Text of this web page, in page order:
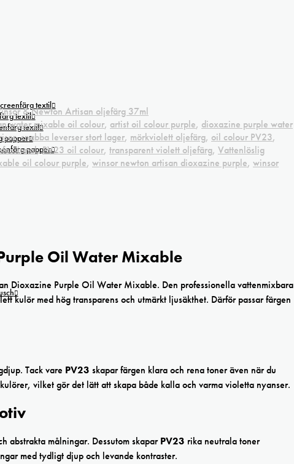
textil
textil
textil
papper
papper
& Newton Artisan oljefärg 37ml
water mixable oil colour, artist oil colour purple, dioxazine purple water
snabba leverser stort lager, mörkviolett oljefärg, oil colour PV23,
,PV23 oil colour, transparent violett oljefärg, Vattenlöslig
oil colour purple, winsor newton artisan dioxazine purple, winsor
Oil Water Mixable
Dioxazine Purple Oil Water Mixable. Den professionella vattenmixbara
kulör med hög transparens och utmärkt ljusäkthet. Därför passar färgen
Tack vare PV23 skapar färgen klara och rena toner även när du
vilket gör det lätt att skapa både kalla och varma violetta nyanser.
abstrakta målningar. Dessutom skaparPV23 rika neutrala toner
med tydligt djup och levande kontraster.